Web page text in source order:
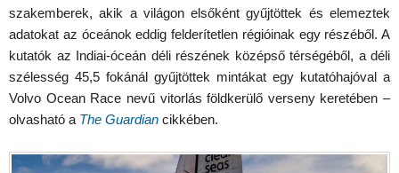
szakemberek, akik a világon elsőként gyűjtöttek és elemeztek
adatokat az óceánok eddig felderítetlen régióinak egy részéből. A
kutatók az Indiai-óceán déli részének középső térségéből, a déli
szélesség 45,5 fokánál gyűjtöttek mintákat egy kutatóhajóval a
Volvo Ocean Race nevű vitorlás földkerülő verseny keretében –
olvasható a The Guardian cikkében.